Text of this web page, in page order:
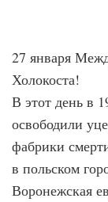
27 января
Холокоста!
В этот день в
освободили
фабрики
в польском
Воронежская